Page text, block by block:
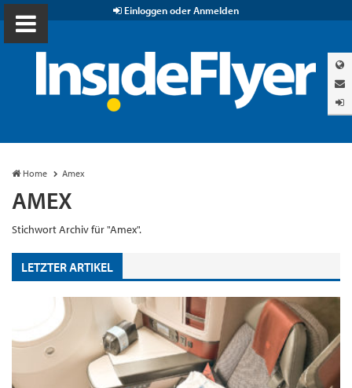
Einloggen oder Anmelden
Home Amex
AMEX
Stichwort Archiv für "Amex".
LETZTER ARTIKEL